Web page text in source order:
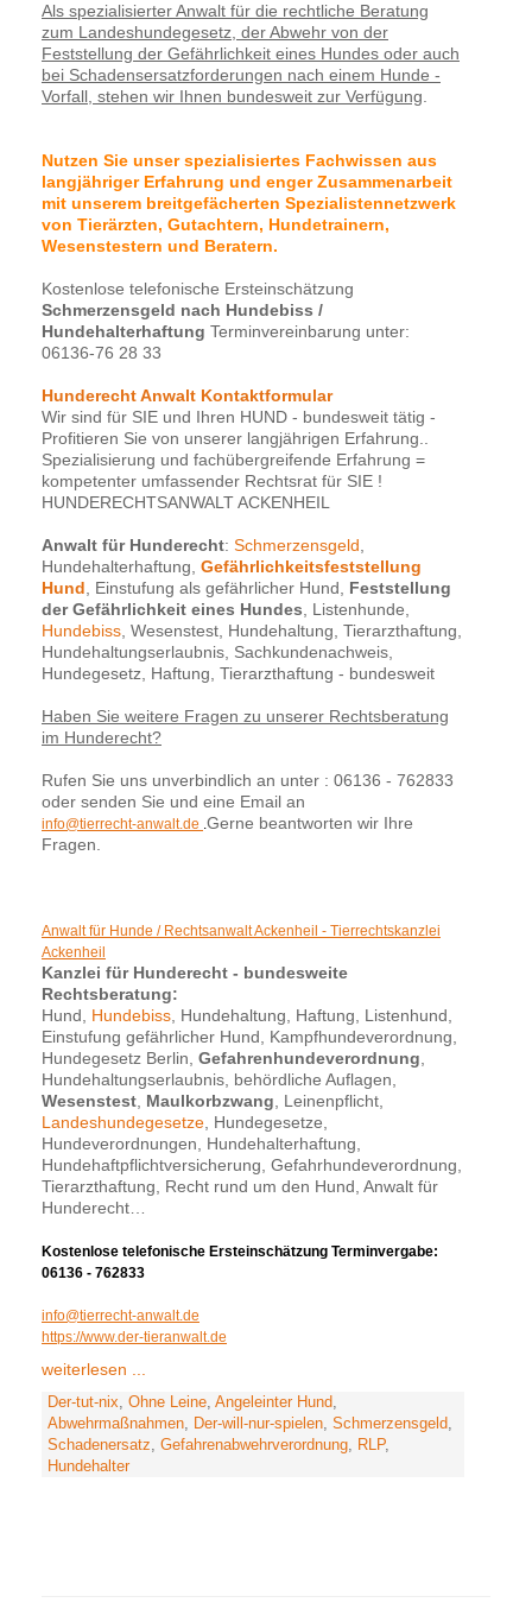
Als spezialisierter Anwalt für die rechtliche Beratung
zum Landeshundegesetz, der Abwehr von der
Feststellung der Gefährlichkeit eines Hundes oder auch
bei Schadensersatzforderungen nach einem Hunde -
Vorfall, stehen wir Ihnen bundesweit zur Verfügung
Nutzen Sie unser spezialisiertes Fachwissen aus
langjähriger Erfahrung und enger Zusammenarbeit
mit unserem breitgefächerten Spezialistennetzwerk
von Tierärzten, Gutachtern, Hundetrainern,
Wesenstestern und Beratern.
Kostenlose telefonische Ersteinschätzung
Schmerzensgeld nach Hundebiss /
Hundehalterhaftung Terminvereinbarung unter:
06136-76 28 33
Hunderecht Anwalt Kontaktformular
Wir sind für SIE und Ihren HUND - bundesweit tätig -
Profitieren Sie von unserer langjährigen Erfahrung..
Spezialisierung und fachübergreifende Erfahrung =
kompetenter umfassender Rechtsrat für SIE !
HUNDERECHTSANWALT ACKENHEIL
Anwalt für Hunderecht: Schmerzensgeld
Hundehalterhaftung, Gefährlichkeitsfeststellung
Hund , Einstufung als gefährlicher Hund, Feststellung
der Gefährlichkeit eines Hundes , Listenhunde,
Hundebiss , Wesenstest, Hundehaltung, Tierarzthaftung,
Hundehaltungserlaubnis, Sachkundenachweis,
Hundegesetz, Haftung, Tierarzthaftung - bundesweit
Haben Sie weitere Fragen zu unserer Rechtsberatung
im Hunderecht?
Rufen Sie uns unverbindlich an unter : 06136 - 762833
oder senden Sie und eine Email an
info@tierrecht-anwalt.de .Gerne beantworten wir Ihre
Fragen.
Anwalt für Hunde / Rechtsanwalt Ackenheil - Tierrechtskanzlei
Ackenheil
Kanzlei für Hunderecht - bundesweite
Rechtsberatung:
Hund, Hundebiss , Hundehaltung, Haftung, Listenhund,
Einstufung gefährlicher Hund, Kampfhundeverordnung,
Hundegesetz Berlin, Gefahrenhundeverordnung
Hundehaltungserlaubnis, behördliche Auflagen,
Wesenstest Maulkorbzwang , Leinenpflicht,
Landeshundegesetze , Hundegesetze,
Hundeverordnungen, Hundehalterhaftung,
Hundehaftpflichtversicherung, Gefahrhundeverordnung,
Tierarzthaftung, Recht rund um den Hund, Anwalt für
Hunderecht…
Kostenlose telefonische Ersteinschätzung Terminvergabe:
06136 - 762833
info@tierrecht-anwalt.de
https://www.der-tieranwalt.de
weiterlesen ...
Der-tut-nix, Ohne Leine, Angeleinter Hund,
Abwehrmaßnahmen, Der-will-nur-spielen, Schmerzensgeld,
Schadenersatz, Gefahrenabwehrverordnung, RLP,
Hundehalter